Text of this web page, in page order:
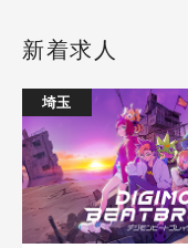
新着求人
埼玉